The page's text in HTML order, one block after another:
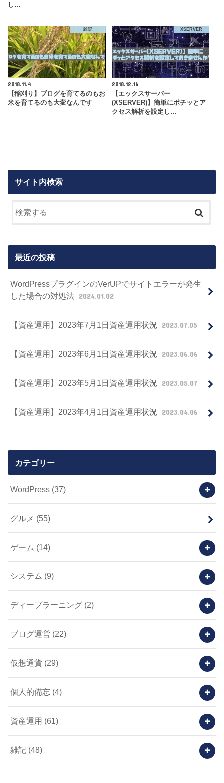
し…
雑記
2018.11.4
【稲刈り】ブログを育てるのもお
米を育てるのも大変なんです
XSERVER
2018.12.16
【エックスサーバー
(XSERVER)】簡単にポチッとア
クセス解析を設定し…
サイト内検索
最近の投稿
WordPressプラグインのVerUPでサイトエラーが発生
した場合の対処法 2024.01.02
【資産運用】2023年7月1日資産運用状況 2023.07.05
【資産運用】2023年6月1日資産運用状況 2023.06.06
【資産運用】2023年5月1日資産運用状況 2023.05.07
【資産運用】2023年4月1日資産運用状況 2023.04.06
カテゴリー
WordPress (37)
グルメ (55)
ゲーム (14)
システム (9)
ディープラーニング (2)
ブログ運営 (22)
仮想通貨 (29)
個人的備忘 (4)
資産運用 (61)
雑記 (48)